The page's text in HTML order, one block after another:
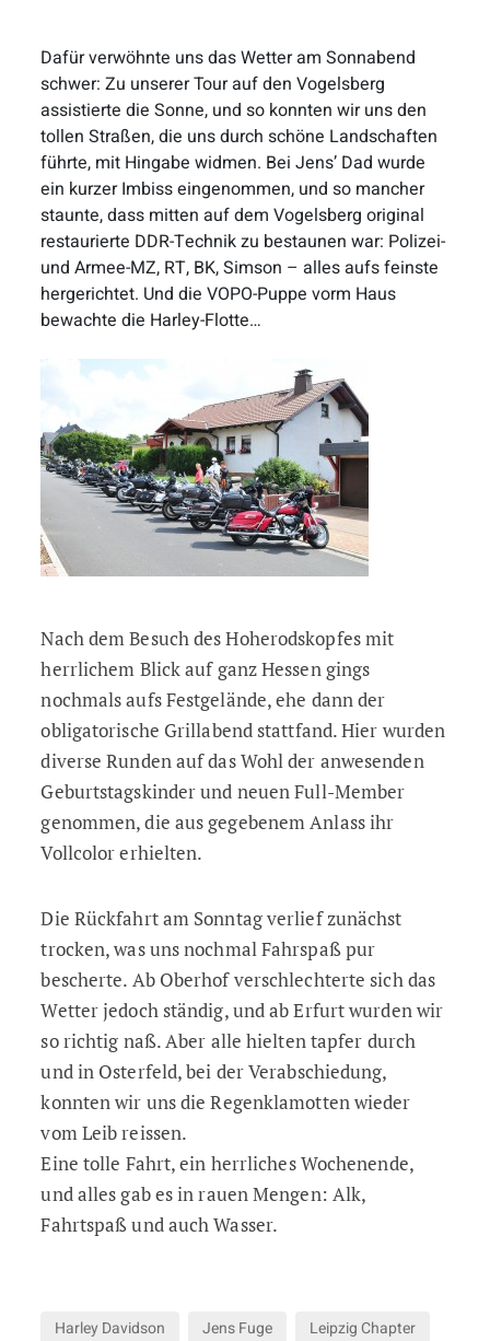
Dafür verwöhnte uns das Wetter am Sonnabend
schwer: Zu unserer Tour auf den Vogelsberg
assistierte die Sonne, und so konnten wir uns den
tollen Straßen, die uns durch schöne Landschaften
führte, mit Hingabe widmen. Bei Jens’ Dad wurde
ein kurzer Imbiss eingenommen, und so mancher
staunte, dass mitten auf dem Vogelsberg original
restaurierte DDR-Technik zu bestaunen war: Polizei-
und Armee-MZ, RT, BK, Simson – alles aufs feinste
hergerichtet. Und die VOPO-Puppe vorm Haus
bewachte die Harley-Flotte…
Nach dem Besuch des Hoherodskopfes mit
herrlichem Blick auf ganz Hessen gings
nochmals aufs Festgelände, ehe dann der
obligatorische Grillabend stattfand. Hier wurden
diverse Runden auf das Wohl der anwesenden
Geburtstagskinder und neuen Full-Member
genommen, die aus gegebenem Anlass ihr
Vollcolor erhielten.
Die Rückfahrt am Sonntag verlief zunächst
trocken, was uns nochmal Fahrspaß pur
bescherte. Ab Oberhof verschlechterte sich das
Wetter jedoch ständig, und ab Erfurt wurden wir
so richtig naß. Aber alle hielten tapfer durch
und in Osterfeld, bei der Verabschiedung,
konnten wir uns die Regenklamotten wieder
vom Leib reissen.
Eine tolle Fahrt, ein herrliches Wochenende,
und alles gab es in rauen Mengen: Alk,
Fahrtspaß und auch Wasser.
Harley Davidson Jens Fuge
Leipzig Chapter